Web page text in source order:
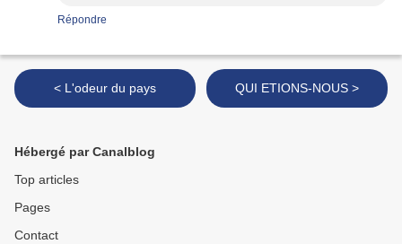
Répondre
< L'odeur du pays QUI ETIONS-NOUS >
Hébergé par Canalblog
Top articles
Pages
Contact